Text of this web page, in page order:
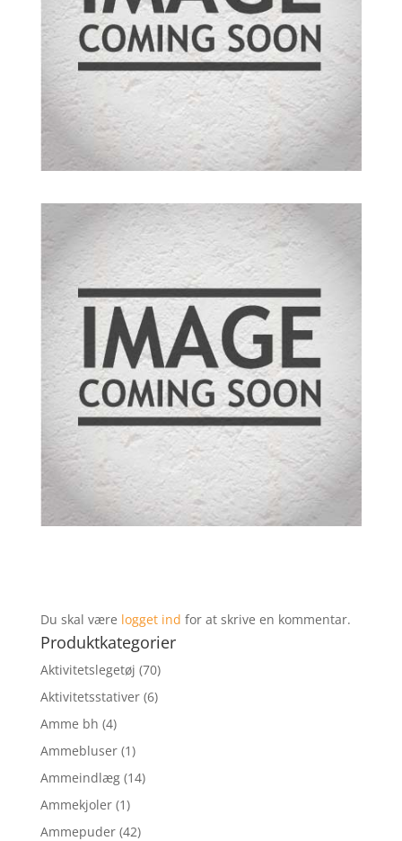
Du skal være logget ind for at skrive en kommentar.
Produktkategorier
Aktivitetslegetøj (70)
Aktivitetsstativer (6)
Amme bh (4)
Ammebluser (1)
Ammeindlæg (14)
Ammekjoler (1)
Ammepuder (42)